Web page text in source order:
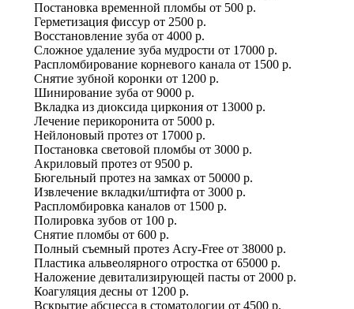
Постановка временной пломбы от 500 р.
Герметизация фиссур от 2500 р.
Восстановление зуба от 4000 р.
Сложное удаление зуба мудрости от 17000 р.
Распломбирование корневого канала от 1500 р.
Снятие зубной коронки от 1200 р.
Шинирование зуба от 9000 р.
Вкладка из диоксида циркония от 13000 р.
Лечение перикоронита от 5000 р.
Нейлоновый протез от 17000 р.
Постановка световой пломбы от 3000 р.
Акриловый протез от 9500 р.
Бюгельный протез на замках от 50000 р.
Извлечение вкладки/штифта от 3000 р.
Распломбировка каналов от 1500 р.
Полировка зубов от 100 р.
Снятие пломбы от 600 р.
Полный съемный протез Acry-Free от 38000 р.
Пластика альвеолярного отростка от 65000 р.
Наложение девитализирующей пасты от 2000 р.
Коагуляция десны от 1200 р.
Вскрытие абсцесса в стоматологии от 4500 р.